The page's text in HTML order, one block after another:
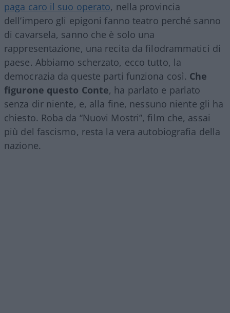
paga caro il suo operato, nella provincia
dell’impero gli epigoni fanno teatro perché sanno
di cavarsela, sanno che è solo una
rappresentazione, una recita da filodrammatici di
paese. Abbiamo scherzato, ecco tutto, la
democrazia da queste parti funziona così. Che
figurone questo Conte, ha parlato e parlato
senza dir niente, e, alla fine, nessuno niente gli ha
chiesto. Roba da “Nuovi Mostri”, film che, assai
più del fascismo, resta la vera autobiografia della
nazione.